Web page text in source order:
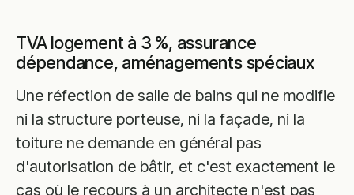
TVA logement à 3 %, assurance
dépendance, aménagements spéciaux
Une réfection de salle de bains qui ne modifie
ni la structure porteuse, ni la façade, ni la
toiture ne demande en général pas
d'autorisation de bâtir, et c'est exactement le
cas où le recours à un architecte n'est pas